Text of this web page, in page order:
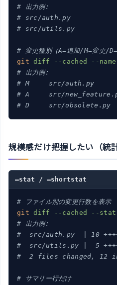
# 出力例:
# src/auth.py
# src/utils.py
# 変更種別（A=追加/M=変更/
git
diff --cached --
# 出力例:
# M	src/auth.py
# A	src/
# D	src/obsolete.py
規模感だけ把握したい（統計
–stat / –shortstat
# ファイル別の変更行数を表示
git
diff --cached --stat
# 出力例:
#  src/auth.py  | 10
#  src/utils.py |  5
#  2 files changed, 12
# サマリー行だけ